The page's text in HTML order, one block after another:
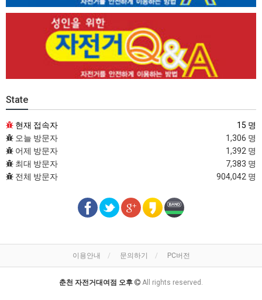
State
현재 접속자
15 명
오늘 방문자
1,306 명
어제 방문자
1,392 명
최대 방문자
7,383 명
전체 방문자
904,042 명
이용안내 문의하기 PC버전
춘천 자전거대여점 오후 All rights reserved.